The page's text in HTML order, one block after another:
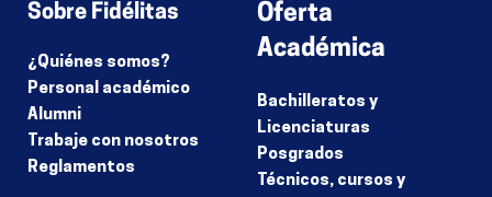
Sobre Fidélitas
¿Quiénes somos?
Personal académico
Alumni
Trabaje con nosotros
Reglamentos
Oferta
Académica
Bachilleratos y
Licenciaturas
Posgrados
Técnicos, cursos y